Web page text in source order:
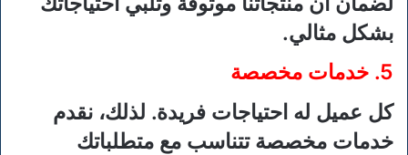
بشكل مثالي.
5. خدمات مخصصة
كل عميل له احتياجات فريدة. لذلك، نقدم
خدمات مخصصة تتناسب مع متطلباتك